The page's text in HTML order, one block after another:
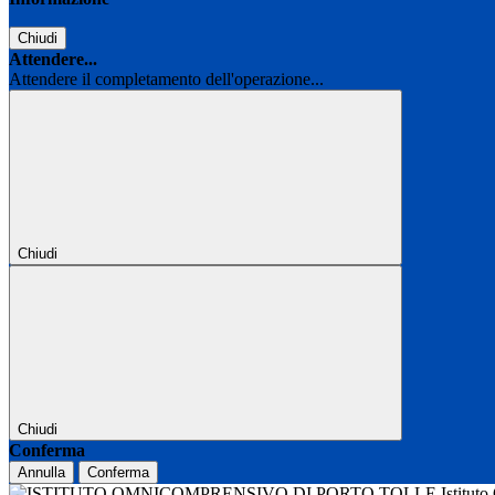
Chiudi
Attendere...
Attendere il completamento dell'operazione...
Chiudi
Chiudi
Conferma
Annulla Conferma